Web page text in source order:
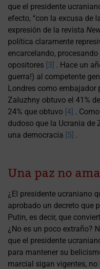
que el presidente
efecto, “con la excusa de
expresión de la revista
política claramente
encarcelando,
opositores [3] . Hace un
guerra!) al competente
Londres como embajador
Zaluzhny obtuvo el 41%
24% que obtuvo [4] .
dudoso que la Ucrania de
una democracia [5] .
Una paz no
¿El presidente ucraniano
aprobado un decreto que
Putin, es decir, que
¿No es un poco extraño?
que el presidente
para mantener su
marcial sigan vigentes,